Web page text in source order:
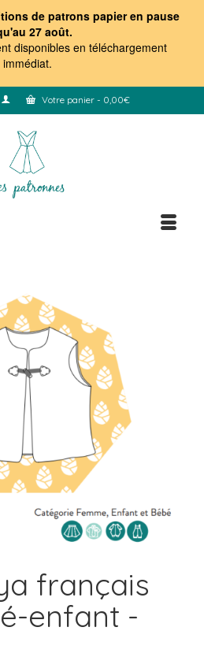
de patrons papier en pause
27 août.
disponibles en téléchargement
immédiat.
Votre panier - 0,00€
français
enfant -